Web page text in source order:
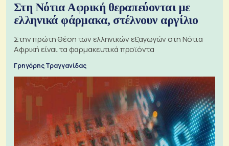
Στη Νότια Αφρική θεραπεύονται με
ελληνικά φάρμακα, στέλνουν αργίλιο
Στην πρώτη θέση των ελληνικών εξαγωγών στη Νότια
Αφρική είναι τα φαρμακευτικά προϊόντα
Γρηγόρης Τραγγανίδας